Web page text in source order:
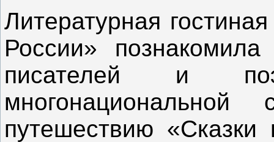
Литературная
России»
писателей и
путешествию «Сказки